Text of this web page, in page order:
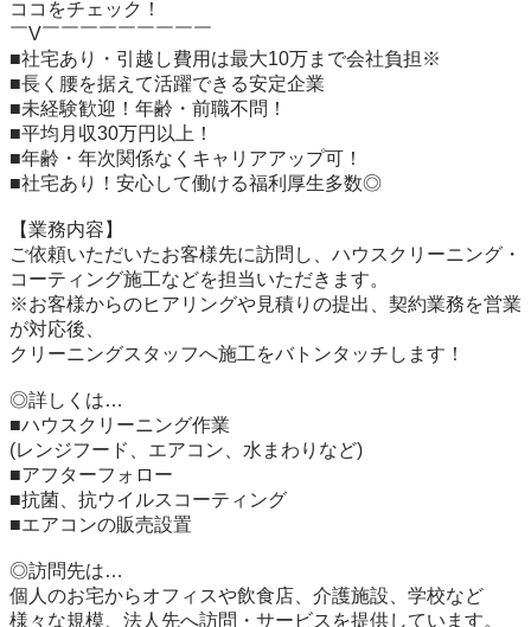
ココをチェック！
￣V￣￣￣￣￣￣￣￣￣
■社宅あり・引越し費用は最大10万まで会社負担※
■長く腰を据えて活躍できる安定企業
■未経験歓迎！年齢・前職不問！
■平均月収30万円以上！
■年齢・年次関係なくキャリアアップ可！
■社宅あり！安心して働ける福利厚生多数◎
【業務内容】
ご依頼いただいたお客様先に訪問し、ハウスクリーニング・
コーティング施工などを担当いただきます。
※お客様からのヒアリングや見積りの提出、契約業務を営業
が対応後、
クリーニングスタッフへ施工をバトンタッチします！
◎詳しくは…
■ハウスクリーニング作業
(レンジフード、エアコン、水まわりなど)
■アフターフォロー
■抗菌、抗ウイルスコーティング
■エアコンの販売設置
◎訪問先は…
個人のお宅からオフィスや飲食店、介護施設、学校など
様々な規模、法人先へ訪問・サービスを提供しています。